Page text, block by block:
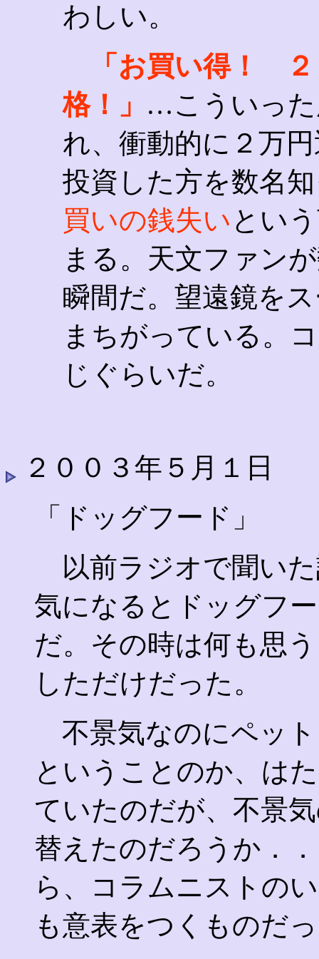
わしい。
「お買い得！
格！」 …こういった
れ、衝動的に２万
投資した方を数名
買いの銭失い とい
まる。天文ファン
瞬間だ。望遠鏡を
まちがっている。
じぐらいだ。
２００３年５月１日
「ドッグフード」
以前ラジオで聞い
気になるとドッグフ
だ。その時は何も思
しただけだった。
不景気なのにペッ
ということのか、は
ていたのだが、不景
替えたのだろうか．
ら、コラムニストの
も意表をつくものだ